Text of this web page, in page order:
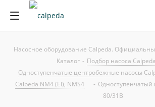
Насосное оборудование Calpeda.
Каталог - Подбор насоса Calpeda
Одноступенчатые центробежные насосы
Calpeda NM4 (EI), NMS4
- Одноступенчатый
80/31B